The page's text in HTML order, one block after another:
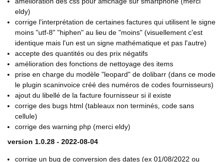
eldy)
corrige l'interprétation de certaines factures qui utilisent le signe
moins "utf-8" "hiphen" au lieu de "moins" (visuellement c'est
identique mais l'un est un signe mathématique et pas l'autre)
accepte des quantités ou des prix négatifs
amélioration des fonctions de nettoyage des items
prise en charge du modèle "leopard" de dolibarr (dans ce mode
le plugin scaninvoice créé des numéros de codes fournisseurs)
ajout du libellé de la facture fournisseur si il existe
corrige des bugs html (tableaux non terminés, code sans
cellule)
corrige des warning php (merci eldy)
version 1.0.28 - 2022-08-04
corrige un bug de conversion des dates (ex 01/08/2022 ou